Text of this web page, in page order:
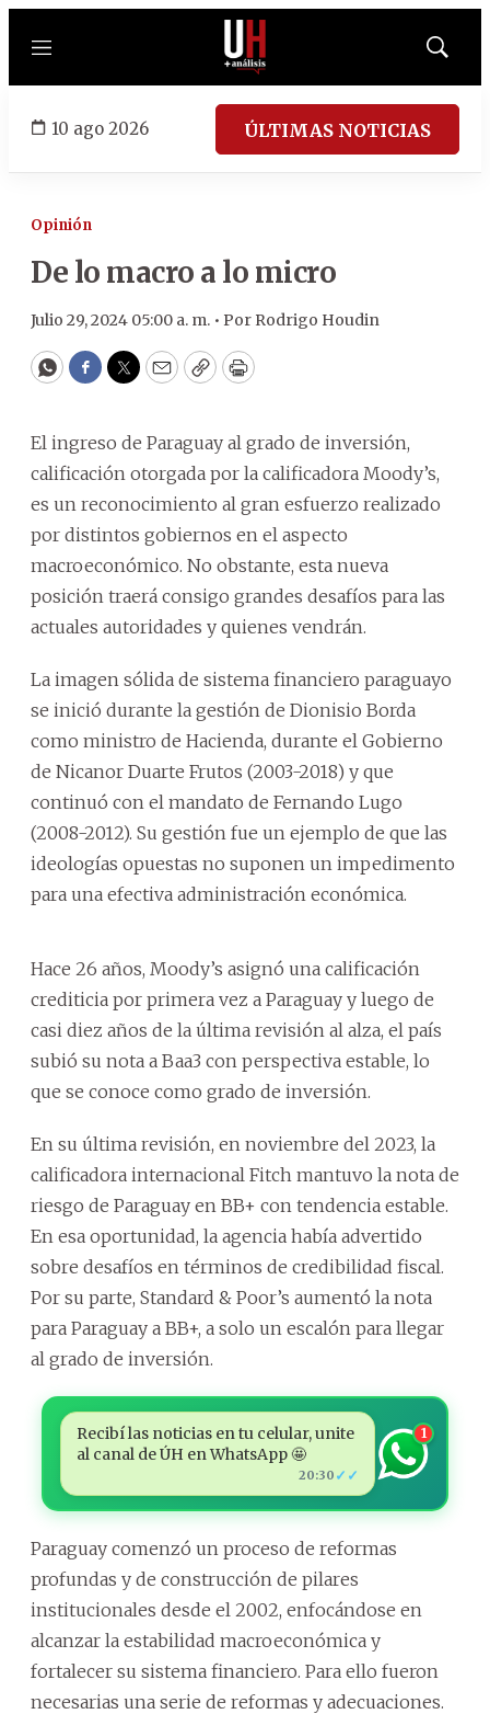
Menú
Mostrar
10 ago 2026 ÚLTIMAS NOTICIAS
Opinión
De lo macro a lo micro
Julio 29, 2024 05:00 a. m. • Por Rodrigo Houdin
WhatsApp
Facebook
Twitter
EmailCopyPrint
El ingreso de Paraguay al grado de inversión,
calificación otorgada por la calificadora Moody’s,
es un reconocimiento al gran esfuerzo realizado
por distintos gobiernos en el aspecto
macroeconómico. No obstante, esta nueva
posición traerá consigo grandes desafíos para las
actuales autoridades y quienes vendrán.
La imagen sólida de sistema financiero paraguayo
se inició durante la gestión de Dionisio Borda
como ministro de Hacienda, durante el Gobierno
de Nicanor Duarte Frutos (2003-2018) y que
continuó con el mandato de Fernando Lugo
(2008-2012). Su gestión fue un ejemplo de que las
ideologías opuestas no suponen un impedimento
para una efectiva administración económica.
Hace 26 años, Moody’s asignó una calificación
crediticia por primera vez a Paraguay y luego de
casi diez años de la última revisión al alza, el país
subió su nota a Baa3 con perspectiva estable, lo
que se conoce como grado de inversión.
En su última revisión, en noviembre del 2023, la
calificadora internacional Fitch mantuvo la nota de
riesgo de Paraguay en BB+ con tendencia estable.
En esa oportunidad, la agencia había advertido
sobre desafíos en términos de credibilidad fiscal.
Por su parte, Standard & Poor’s aumentó la nota
para Paraguay a BB+, a solo un escalón para llegar
al grado de inversión.
Recibí las noticias en tu celular, unite
al canal de ÚH en WhatsApp 🤩
20:30 ✓✓
1
Paraguay comenzó un proceso de reformas
profundas y de construcción de pilares
institucionales desde el 2002, enfocándose en
alcanzar la estabilidad macroeconómica y
fortalecer su sistema financiero. Para ello fueron
necesarias una serie de reformas y adecuaciones.